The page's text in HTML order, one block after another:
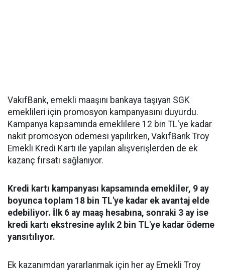
VakıfBank, emekli maaşını bankaya taşıyan SGK
emeklileri için promosyon kampanyasını duyurdu.
Kampanya kapsamında emeklilere 12 bin TL'ye kadar
nakit promosyon ödemesi yapılırken, VakıfBank Troy
Emekli Kredi Kartı ile yapılan alışverişlerden de ek
kazanç fırsatı sağlanıyor.
Kredi kartı kampanyası kapsamında emekliler, 9 ay
boyunca toplam 18 bin TL'ye kadar ek avantaj elde
edebiliyor. İlk 6 ay maaş hesabına, sonraki 3 ay ise
kredi kartı ekstresine aylık 2 bin TL'ye kadar ödeme
yansıtılıyor.
Ek kazanımdan yararlanmak için her ay Emekli Troy